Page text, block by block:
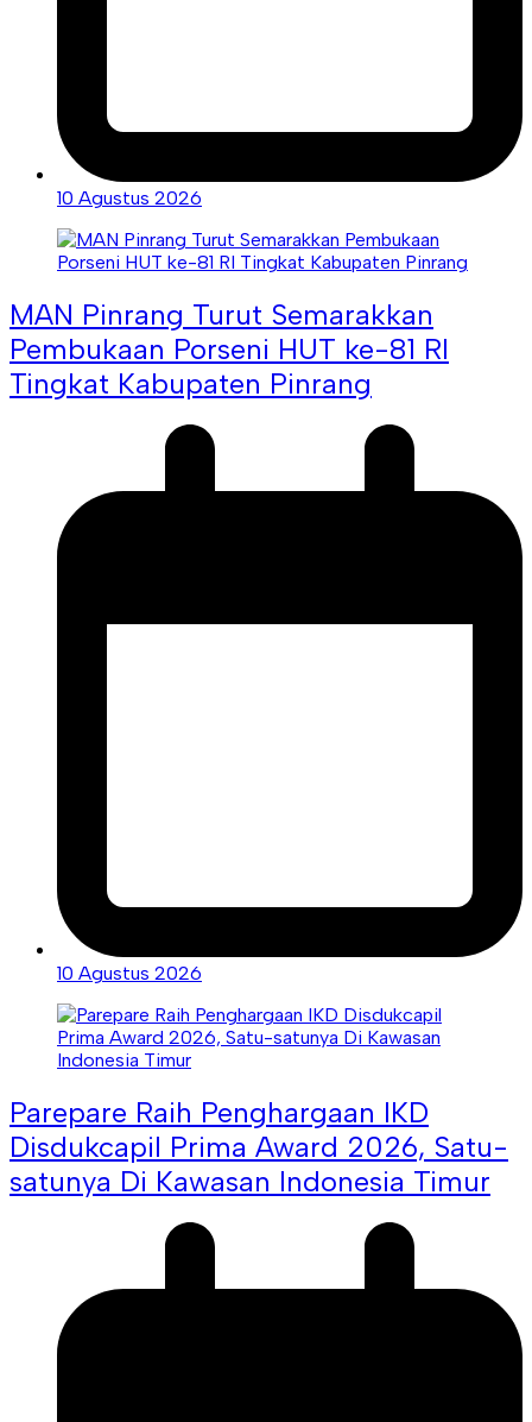
10 Agustus 2026
MAN Pinrang Turut Semarakkan
Pembukaan Porseni HUT ke-81 RI
Tingkat Kabupaten Pinrang
10 Agustus 2026
Parepare Raih Penghargaan IKD
Disdukcapil Prima Award 2026, Satu-
satunya Di Kawasan Indonesia Timur